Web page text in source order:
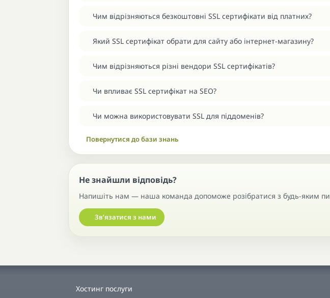
Чим відрізняються безкоштовні SSL сертифікати від платних?
Який SSL сертифікат обрати для сайту або інтернет-магазину?
Чим відрізняються різні вендори SSL сертифікатів?
Чи впливає SSL сертифікат на SEO?
Чи можна використовувати SSL для піддоменів?
Повернутися до бази знань
Не знайшли відповідь?
Напишіть нам — наша команда допоможе розібратися з будь-яким
Звʼязатися з нами
Хостинг послуги